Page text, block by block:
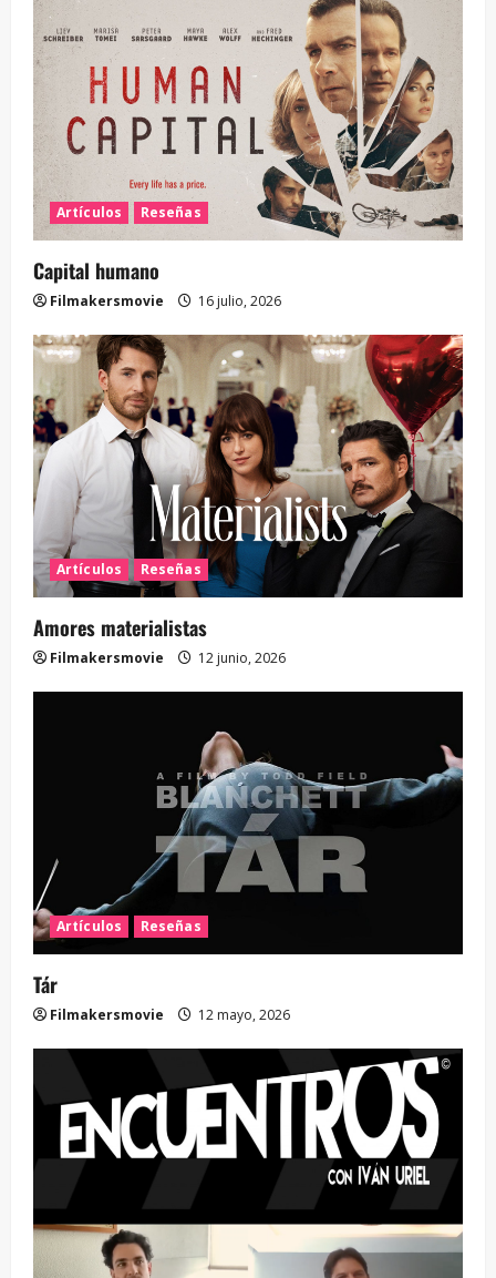
Artículos Reseñas
Capital humano
Filmakersmovie 16 julio, 2026
Artículos Reseñas
Amores materialistas
Filmakersmovie 12 junio, 2026
Artículos Reseñas
Tár
Filmakersmovie 12 mayo, 2026